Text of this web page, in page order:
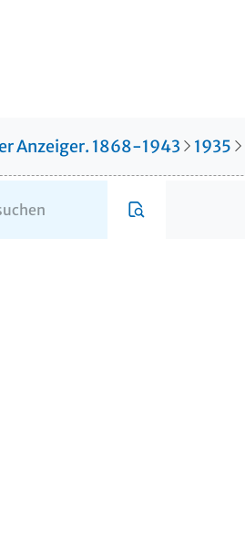
Anzeiger. 1868-1943 1935